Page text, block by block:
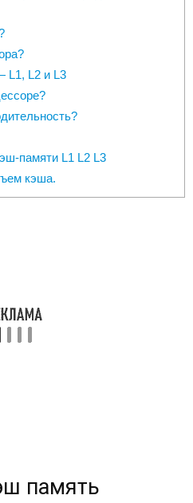
L1, L2 и L3
памяти L1 L2 L3
кэша.
память